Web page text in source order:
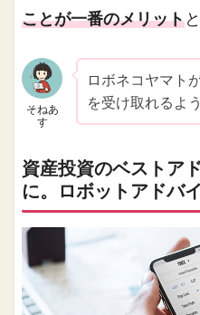
ことが一番のメリット
そねあ
す
ロボネコヤマト
を受け取れるよ
資産投資のベストア
に。ロボットアドバ